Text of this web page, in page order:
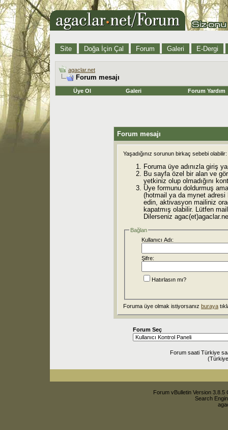
Site Doğa İçin Çal Forum Galeri E-Dergi
agaclar.net
Forum mesajı
Üye Ol Galeri Forum Yardım
Forum mesajı
Yaşadığınız sorunun birkaç sebebi olabilir:
Foruma üye adınızla giriş
Bu sayfa özel bir alan ve
yetkiniz olup olmadığını
Üye formunu doldurmuş
(hotmail ya da mynet adresi
edin, aktivasyon mailiniz
kapatmış olabilir. Lütfen
Dilerseniz
Bağlan
Kullanıcı Adı:
Şifre:
Hatırlasın mı?
Foruma üye olmak istiyorsanız buraya
Forum Seç
Forum saati Türkiye
Forum vBulletin Version
Search